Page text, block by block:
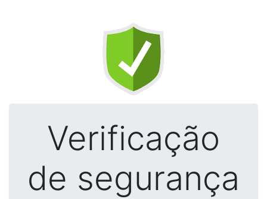
Verificação
de segurança